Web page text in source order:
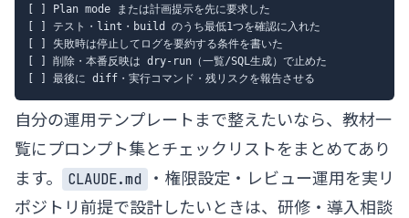
[ ] Plan mode または計画提示を先に要求した
[ ] テスト・lint・build のうち最低1つを確認に入れた
[ ] 失敗時は停止してログを要約する条件を書いた
[ ] 削除・本番反映は dry-run（一覧/SQL生成）で止めた
自分の運用テンプレートまで整えたいなら、 教材一
覧にプロンプト集とチェックリストをまとめてあり
ます。
CLAUDE.md
・権限設定・レビュー運用を実リ
ポジトリ前提で設計したいときは、 研修・導入相談